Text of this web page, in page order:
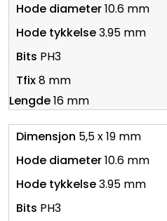
10.6 mm
3.95 mm
PH3
8 mm
16 mm
5,5 x 19 mm
10.6 mm
3.95 mm
PH3